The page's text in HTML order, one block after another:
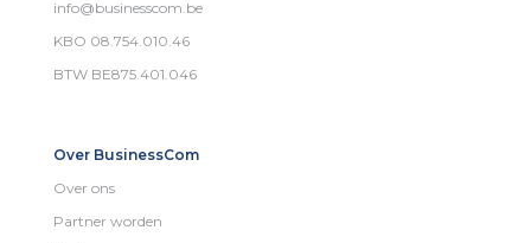
info@businesscom.be
KBO 08.754.010.46
BTW BE875.401.046
Over BusinessCom
Over ons
Partner worden